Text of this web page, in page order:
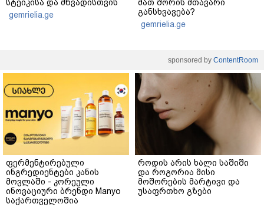
სტეიკისა და მწვადისთვის
gemrielia.ge
მათ შორის მთავარი
განსხვავება?
gemrielia.ge
sponsored by ContentRoom
ფერმენტირებული
ინგრედიენტები კანის
მოვლაში - კორეული
ინოვაციური ბრენდი Manyo
საქართველოშია
როდის არის ხალი საშიში
და როგორია მისი
მოშორების მარტივი და
უსაფრთხო გზები